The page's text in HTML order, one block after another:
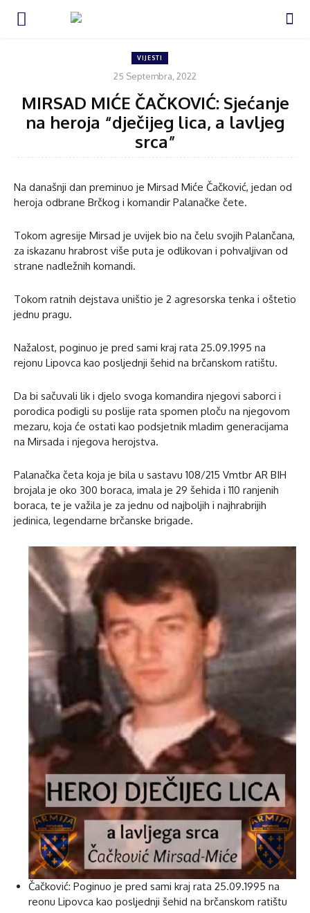
VIJESTI
25 Septembra, 2022
MIRSAD MIĆE ČAČKOVIĆ: Sjećanje
na heroja “dječijeg lica, a lavljeg
srca”
Na današnji dan preminuo je Mirsad Miće Čačković, jedan od
heroja odbrane Brčkog i komandir Palanačke čete.
Tokom agresije Mirsad je uvijek bio na čelu svojih Palančana,
za iskazanu hrabrost više puta je odlikovan i pohvaljivan od
strane nadležnih komandi.
Tokom ratnih dejstava uništio je 2 agresorska tenka i oštetio
jednu pragu.
Nažalost, poginuo je pred sami kraj rata 25.09.1995 na
rejonu Lipovca kao posljednji šehid na brčanskom ratištu.
Da bi sačuvali lik i djelo svoga komandira njegovi saborci i
porodica podigli su poslije rata spomen ploču na njegovom
mezaru, koja će ostati kao podsjetnik mladim generacijama
na Mirsada i njegova herojstva.
Palanačka četa koja je bila u sastavu 108/215 Vmtbr AR BIH
brojala je oko 300 boraca, imala je 29 šehida i 110 ranjenih
boraca, te je važila je za jednu od najboljih i najhrabrijih
jedinica, legendarne brčanske brigade.
Čačković: Poginuo je pred sami kraj rata 25.09.1995 na
reonu Lipovca kao posljednji šehid na brčanskom ratištu